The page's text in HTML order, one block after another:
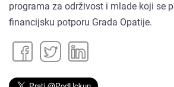
programa za održivost i mlade koji se
financijsku potporu Grada Opatije.